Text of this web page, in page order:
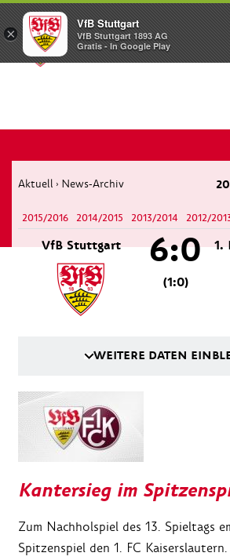
Aktuell › News-Archiv
2015/2016 2014/2015 2013/2014 2012/
VfB Stuttgart 1.
6:0
(1:0)
WEITERE DATEN
Kantersieg im
Zum Nachholspiel des 13. Spieltags
Spitzenspiel den 1. FC
×
VfB Stuttgart
VfB Stuttgart 1893 AG
Gratis - In Google Play